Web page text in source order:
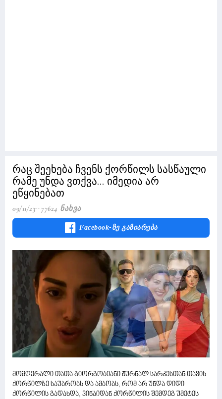
რაც შეეხება ჩვენს ქორწილს სასწაული
რამე უნდა ვთქვა... იმედია არ
ეწყინებათ
09/11/23 77624 Ნახვა
Facebook-Ზე Გაზიარება
მომღერალი თათა გიორგობიანი ჟურნალ სარკესთან თავის
ქორწილზე საუბრობს და ამბობს, რომ არ უნდა დიდი
ქორწილის გადახდა, ვინაიდან ქორწილის შემდეგ უმეტეს